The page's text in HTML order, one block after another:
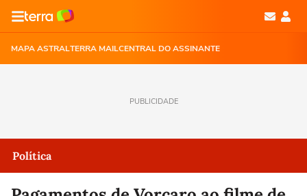
MAPA ASTRALTERRA MAILCENTRAL DO ASSINANTE
PUBLICIDADE
Política